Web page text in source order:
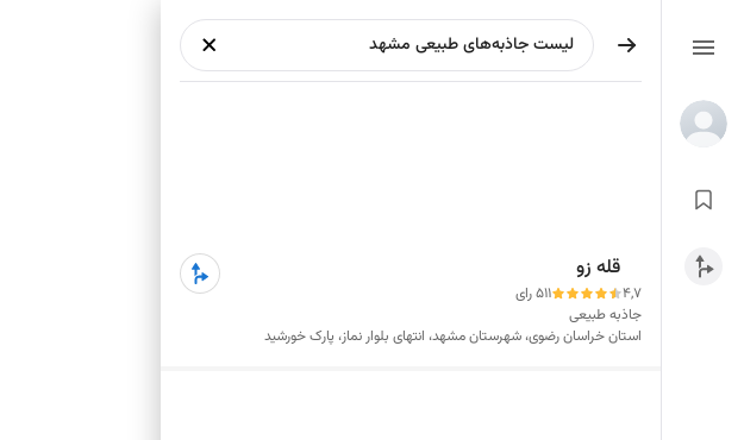
قله زو
4,7
511 رای
جاذبه طبیعی
استان خراسان رضوی، شهرستان مشهد، انتهای بلوار نماز، پارک خورشید